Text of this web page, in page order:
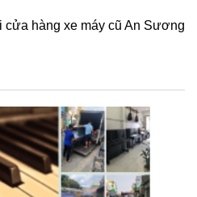
cửa hàng xe máy cũ An Sương